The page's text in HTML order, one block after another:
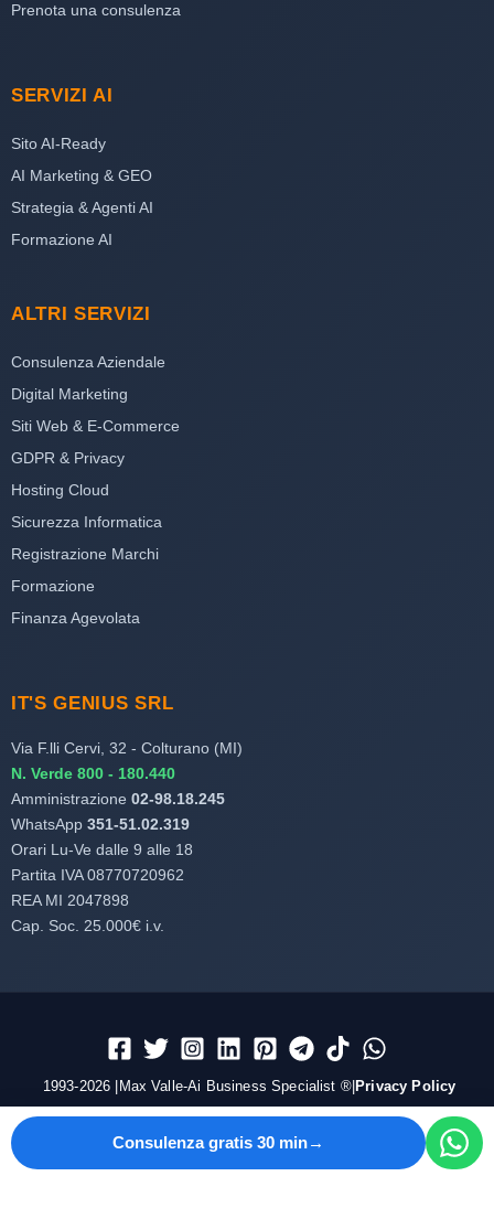
Prenota una consulenza
SERVIZI AI
Sito AI-Ready
AI Marketing & GEO
Strategia & Agenti AI
Formazione AI
ALTRI SERVIZI
Consulenza Aziendale
Digital Marketing
Siti Web & E-Commerce
GDPR & Privacy
Hosting Cloud
Sicurezza Informatica
Registrazione Marchi
Formazione
Finanza Agevolata
IT'S GENIUS SRL
Via F.lli Cervi, 32 - Colturano (MI)
N. Verde 800 - 180.440
Amministrazione 02-98.18.245
WhatsApp 351-51.02.319
Orari Lu-Ve dalle 9 alle 18
Partita IVA 08770720962
REA MI 2047898
Cap. Soc. 25.000€ i.v.
1993-2026 |Max Valle-Ai Business Specialist ®| Privacy Policy
Consulenza gratis 30 min